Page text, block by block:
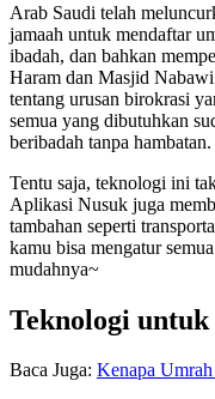
Arab Saudi telah
jamaah untuk mendaftar
ibadah, dan bahkan
Haram dan Masjid
tentang urusan birokrasi
semua yang dibutuhkan
beribadah tanpa hambatan.
Tentu saja, teknologi ini
Aplikasi Nusuk juga
tambahan seperti
kamu bisa mengatur
mudahnya~
Teknologi
Baca Juga: Kenapa